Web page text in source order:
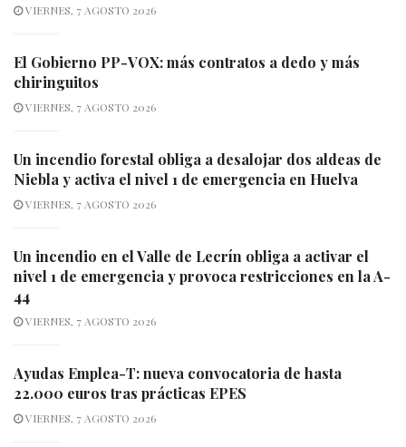
VIERNES, 7 AGOSTO 2026
El Gobierno PP-VOX: más contratos a dedo y más
chiringuitos
VIERNES, 7 AGOSTO 2026
Un incendio forestal obliga a desalojar dos aldeas de
Niebla y activa el nivel 1 de emergencia en Huelva
VIERNES, 7 AGOSTO 2026
Un incendio en el Valle de Lecrín obliga a activar el
nivel 1 de emergencia y provoca restricciones en la A-
44
VIERNES, 7 AGOSTO 2026
Ayudas Emplea-T: nueva convocatoria de hasta
22.000 euros tras prácticas EPES
VIERNES, 7 AGOSTO 2026